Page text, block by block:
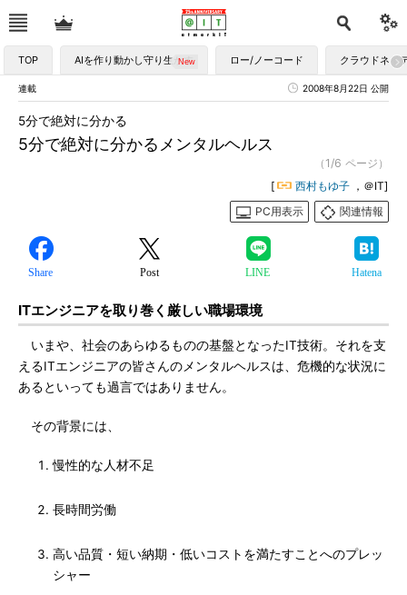
TOP AIを作り動かし守り生かす ロー/ノーコード クラウドネイ
連載 2008年8月22日 公開
5分で絶対に分かるメンタルヘルス
5分で絶対に分かる
（1/6 ページ）
[
西村もゆ子 ，＠IT]
PC用表示
関連情報
Share Post LINE Hatena
ITエンジニアを取り巻く厳しい職場環境
いまや、社会のあらゆるものの基盤となったIT技術。それを支
えるITエンジニアの皆さんのメンタルヘルスは、危機的な状況に
あるといっても過言ではありません。
その背景には、
慢性的な人材不足
長時間労働
高い品質・短い納期・低いコストを満たすことへのプレッ
シャー